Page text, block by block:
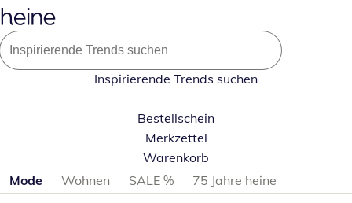
Inspirierende Trends suchen
Bestellschein
Merkzettel
Warenkorb
Produktkategorien überspringen
Mode Wohnen SALE %
75 Jahre heine